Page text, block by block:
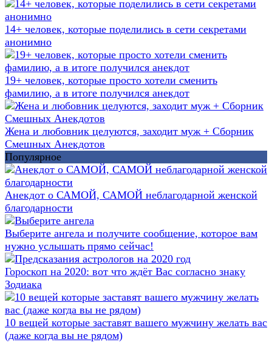
14+ человек, которые поделились в сети секретами
анонимно
19+ человек, которые просто хотели сменить
фамилию, а в итоге получился анекдот
Жена и любовник целуются, заходит муж + Сборник
Смешных Анекдотов
Популярное
Анекдот о САМОЙ, САМОЙ неблагодарной женской
благодарности
Выберите ангела и получите сообщение, которое вам
нужно услышать прямо сейчас!
Гороскоп на 2020: вот что ждёт Вас согласно знаку
Зодиака
10 вещей которые заставят вашего мужчину желать вас
(даже когда вы не рядом)